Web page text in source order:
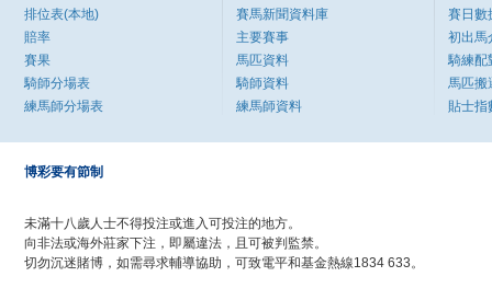
排位表(本地)
賠率
賽果
騎師分場表
練馬師分場表
賽馬新聞資料庫
主要賽事
馬匹資料
騎師資料
練馬師資料
賽日數
初出馬
騎練配
馬匹搬
貼士指
博彩要有節制
未滿十八歲人士不得投注或進入可投注的地方。
向非法或海外莊家下注，即屬違法，且可被判監禁。
切勿沉迷賭博，如需尋求輔導協助，可致電平和基金熱線1834 633。